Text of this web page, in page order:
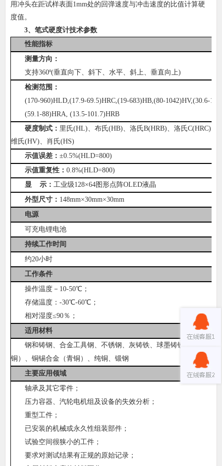
用冲头在距试样表面1mm处的回弹速度与冲击速度的比值计算硬
度值。
3、 笔式硬度计技术参数
性能指标
测量方向：
支持360º(垂直向下、斜下、水平、斜上、垂直向上)
检测范围：
(170-960)HLD,(17.9-69.5)HRC,(19-683)HB,(80-1042)HV,(30.6-
(59.1-88)HRA, (13.5-101.7)HRB
硬度制式： 里氏(HL)、布氏(HB)、洛氏B(HRB)、洛氏C(HRC)、
维氏(HV)、肖氏(HS)
示值误差：±0.5%(HLD=800)
示值重复性：0.8%(HLD=800)
显 示： 工业级128×64图形点阵OLED液晶
外型尺寸 ： 148mm×30mm×30mm
电源
可充电锂电池
持续工作时间
约20小时
工作条件
操作温度－10-50℃；
存储温度：-30℃-60℃；
相对湿度≤90％；
适用材料
钢和铸钢、合金工具钢、不锈钢、灰铸铁、球墨铸铁、铸铝合金
铜）、铜锡合金（青铜）、纯铜、锻钢
主要应用领域
轴承及其它零件；
压力容器、汽轮电机组及设备的失效分析；
重型工件；
已安装的机械或永久性组装部件；
试验空间很狭小的工件；
要求对测试结果有正规的原始记录；